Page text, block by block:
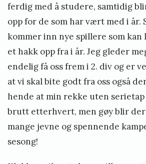
ferdig med å studere, samtidig
opp for de som har vært med i år.
kommer inn nye spillere som kan
et hakk opp fra i år. Jeg gleder
endelig få oss frem i 2. div og er
at vi skal bite godt fra oss også
hende at min rekke uten
brutt etterhvert, men gøy blir der
mange jevne og spennende
sesong!